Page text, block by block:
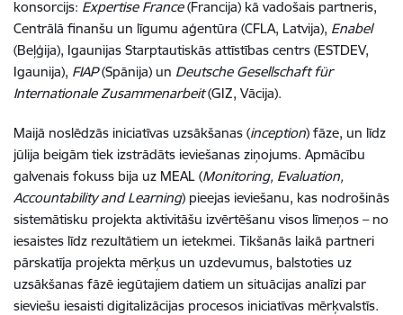
konsorcijs: Expertise France(Francija) kā vadošais partneris,
Centrālā finanšu un līgumu aģentūra (CFLA, Latvija), Enabel
(Beļģija), Igaunijas Starptautiskās attīstības centrs (ESTDEV,
Igaunija), FIAP(Spānija) un Deutsche Gesellschaft für
Internationale Zusammenarbeit(GIZ, Vācija).
Maijā noslēdzās iniciatīvas uzsākšanas (inception) fāze, un līdz
jūlija beigām tiek izstrādāts ieviešanas ziņojums. Apmācību
galvenais fokuss bija uz MEAL (Monitoring, Evaluation,
Accountability and Learning) pieejas ieviešanu, kas nodrošinās
sistemātisku projekta aktivitāšu izvērtēšanu visos līmeņos – no
iesaistes līdz rezultātiem un ietekmei. Tikšanās laikā partneri
pārskatīja projekta mērķus un uzdevumus, balstoties uz
uzsākšanas fāzē iegūtajiem datiem un situācijas analīzi par
sieviešu iesaisti digitalizācijas procesos iniciatīvas mērķvalstīs.